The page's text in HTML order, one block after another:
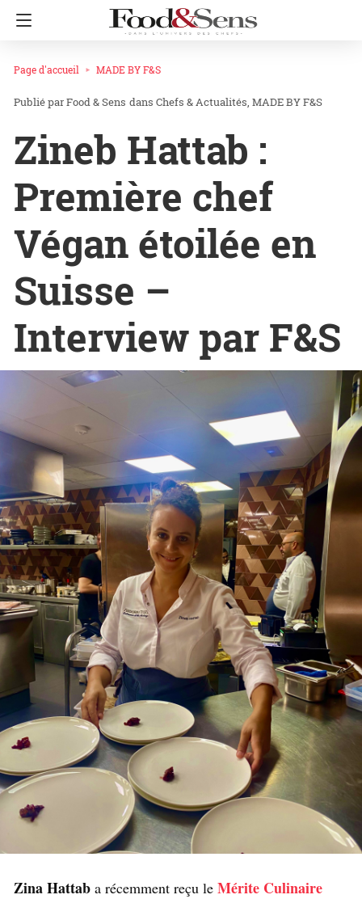
Page d'accueil MADE BY F&S
Food & Sens dans Chefs & Actualités MADE BY F&S
Zineb Hattab :
Première chef
Végan étoilée en
Suisse –
Interview par F&S
Zina Hattab a récemment reçu le Mérite Culinaire